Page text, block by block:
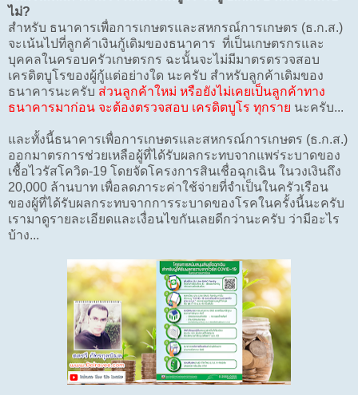
ไม่?
สำหรับ ธนาคารเพื่อการเกษตรและสหกรณ์การเกษตร (ธ.ก.ส.)
จะเน้นไปที่ลูกค้าเงินกู้เดิมของธนาคาร ที่เป็นเกษตรกรและ
บุคคลในครอบครัวเกษตรกร ฉะนั้นจะไม่มีมาตรตรวจสอบ
เครดิตบูโรของผู้กู้แต่อย่างใด นะครับ สำหรับลูกค้าเดิมของ
ธนาคารนะครับ ส่วนลูกค้าใหม่ หรือยังไม่เคยเป็นลูกค้าทาง
ธนาคารมาก่อน จะต้องตรวจสอบ เครดิตบูโร ทุกราย นะครับ...
และทั้งนี้ธนาคารเพื่อการเกษตรและสหกรณ์การเกษตร (ธ.ก.ส.)
ออกมาตรการช่วยเหลือผู้ที่ได้รับผลกระทบจากแพร่ระบาดของ
เชื้อไวรัสโควิด-19 โดยจัดโครงการสินเชื่อฉุกเฉิน ในวงเงินถึง
20,000 ล้านบาท เพื่อลดภาระค่าใช้จ่ายที่จำเป็นในครัวเรือน
ของผู้ที่ได้รับผลกระทบจากการระบาดของโรคในครั้งนี้นะครับ
เรามาดูรายละเอียดและเงื่อนไขกันเลยดีกว่านะครับ ว่ามีอะไร
บ้าง...